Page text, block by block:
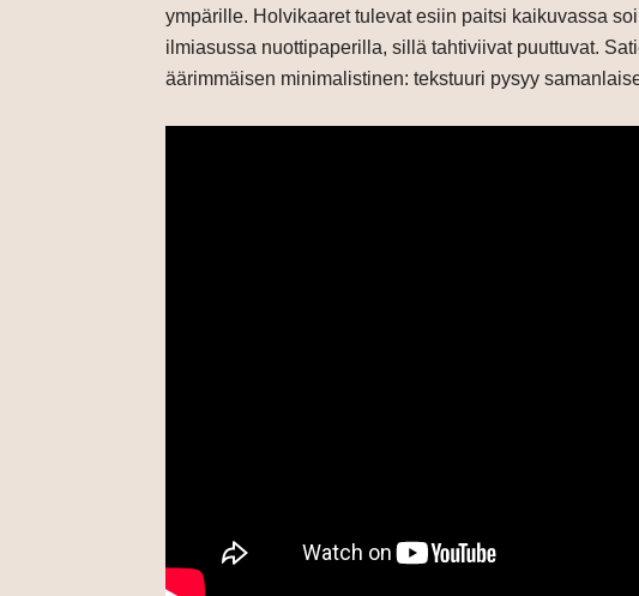
ympärille. Holvikaaret tulevat esiin paitsi kaikuvassa
ilmiasussa nuottipaperilla, sillä tahtiviivat puuttuvat.
äärimmäisen minimalistinen: tekstuuri pysyy